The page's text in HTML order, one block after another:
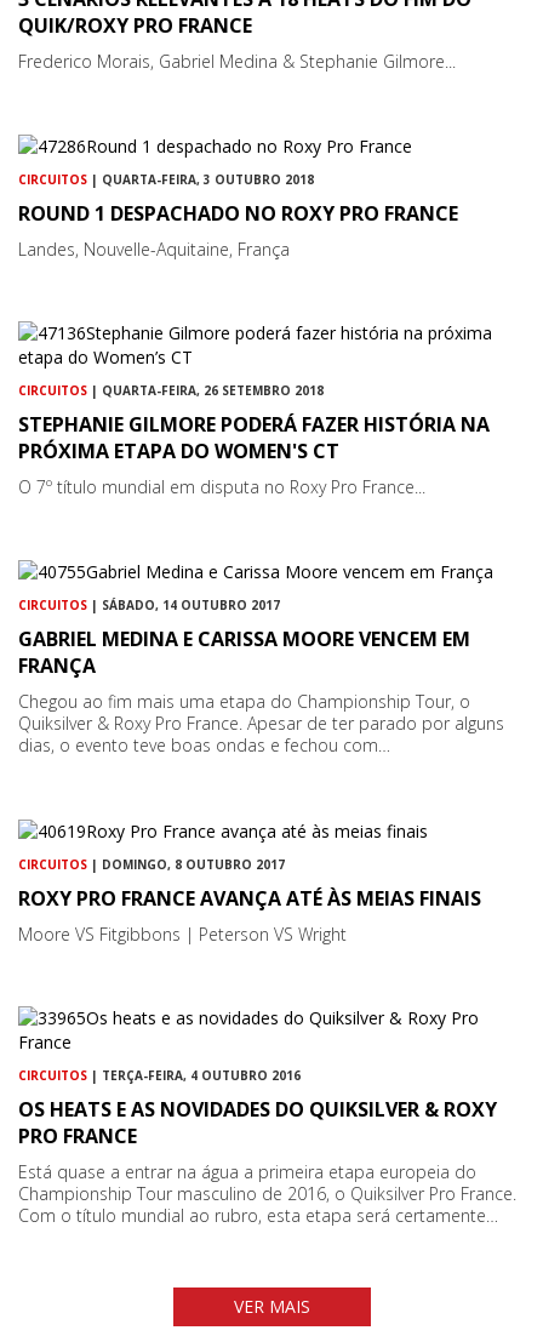
QUIK/ROXY PRO FRANCE
Frederico Morais, Gabriel Medina & Stephanie Gilmore...
CIRCUITOS | QUARTA-FEIRA, 3 OUTUBRO 2018
ROUND 1 DESPACHADO NO ROXY PRO FRANCE
Landes, Nouvelle-Aquitaine, França
CIRCUITOS | QUARTA-FEIRA, 26 SETEMBRO 2018
STEPHANIE GILMORE PODERÁ FAZER HISTÓRIA NA
PRÓXIMA ETAPA DO WOMEN'S CT
O 7º título mundial em disputa no Roxy Pro France...
CIRCUITOS | SÁBADO, 14 OUTUBRO 2017
GABRIEL MEDINA E CARISSA MOORE VENCEM EM
FRANÇA
Chegou ao fim mais uma etapa do Championship Tour, o
Quiksilver & Roxy Pro France. Apesar de ter parado por alguns
dias, o evento teve boas ondas e fechou com…
CIRCUITOS | DOMINGO, 8 OUTUBRO 2017
ROXY PRO FRANCE AVANÇA ATÉ ÀS MEIAS FINAIS
Moore VS Fitgibbons | Peterson VS Wright
CIRCUITOS | TERÇA-FEIRA, 4 OUTUBRO 2016
OS HEATS E AS NOVIDADES DO QUIKSILVER & ROXY
PRO FRANCE
Está quase a entrar na água a primeira etapa europeia do
Championship Tour masculino de 2016, o Quiksilver Pro France.
Com o título mundial ao rubro, esta etapa será certamente…
VER MAIS